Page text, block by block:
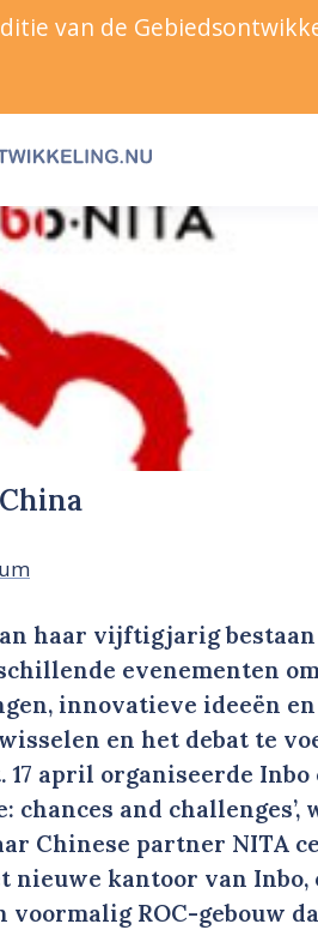
haar vijftigjarig
evenementen
innovatieve ideeën
en het debat te
17 april organiseerde
chances and
Chinese partner NITA
nieuwe kantoor van Inbo,
voormalig ROC-gebouw
van de